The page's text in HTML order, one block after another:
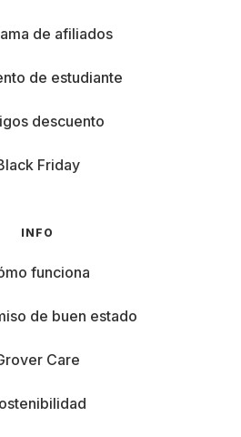
de afiliados
de estudiante
descuento
Friday
INFO
funciona
de buen estado
Care